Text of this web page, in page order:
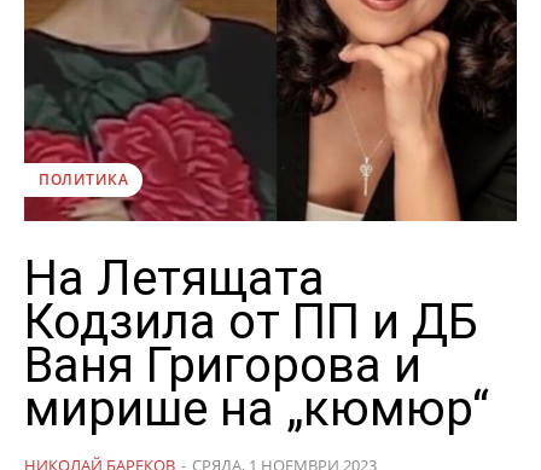
ПОЛИТИКА
На Летящата
Кодзила от ПП и ДБ
Ваня Григорова и
мирише на „кюмюр“
НИКОЛАЙ БАРЕКОВ - СРЯДА, 1 НОЕМВРИ 2023